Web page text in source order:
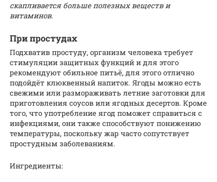
скапливается больше полезных веществ и
витаминов.
При простудах
Подхватив простуду, организм человека требует
стимуляции защитных функций и для этого
рекомендуют обильное питьё, для этого отлично
подойдёт клюквенный напиток. Ягоды можно есть
свежими или размораживать летние заготовки для
приготовления соусов или ягодных десертов. Кроме
того, что употребление ягод поможет справиться с
инфекциями, они также способствуют понижению
температуры, поскольку жар часто сопутствует
простудным заболеваниям.
Ингредиенты: